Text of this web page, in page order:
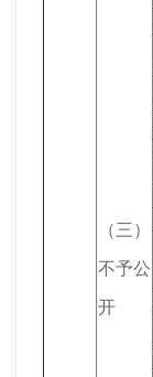
（三）
不予公
开